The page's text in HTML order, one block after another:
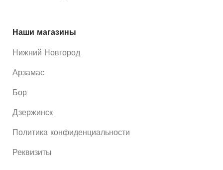
Наши магазины
Нижний Новгород
Арзамас
Бор
Дзержинск
Политика конфиденциальности
Реквизиты